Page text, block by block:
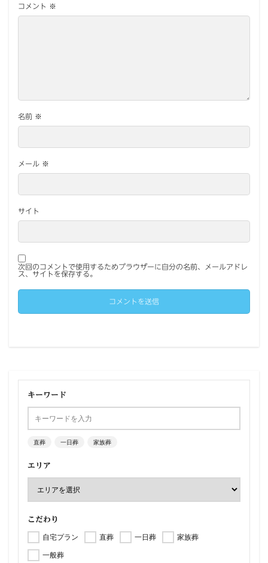
コメント ※
名前 ※
メール ※
サイト
次回のコメントで使用するためブラウザーに自分の名前、メールアドレ
ス、サイトを保存する。
キーワード
直葬 一日葬 家族葬
エリア
こだわり
自宅プラン 直葬 一日葬
家族葬
一般葬